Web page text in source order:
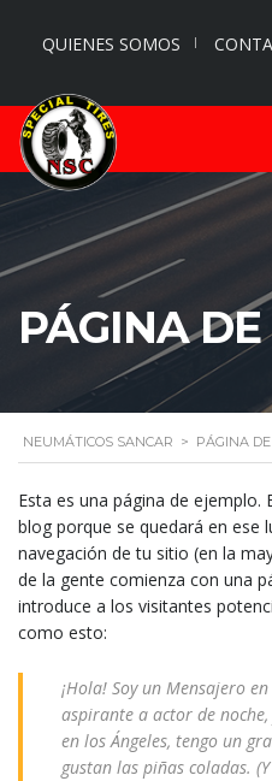
QUIENES SOMOS
PÁGINA
NEUMÁTICOS SANCAR > PÁGINA
Esta es una página de ejemplo.
blog porque se quedará en ese
navegación de tu sitio (en la
de la gente comienza con una
introduce a los visitantes
como esto:
¡Hola! Soy un Mensajero
aspirante a actor de
en los Ángeles, tengo un
gustan las piñas coladas.